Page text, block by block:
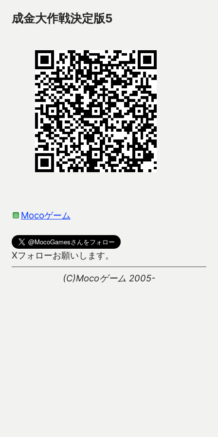
成金大作戦決定版5
Mocoゲーム
Xフォローお願いします。
(C)Mocoゲーム 2005-